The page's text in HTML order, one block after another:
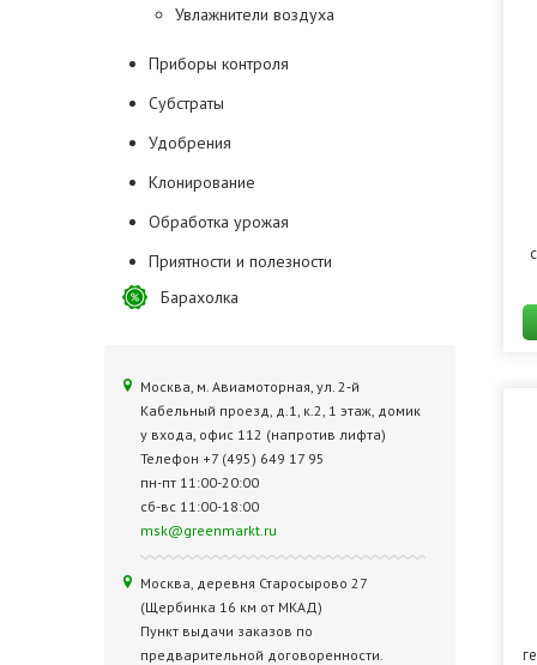
Увлажнители воздуха
Приборы контроля
Субстраты
Удобрения
Клонирование
Обработка урожая
Приятности и полезности
Барахолка
Москва, м. Авиамоторная, ул. 2‑й
Кабельный проезд, д.1, к.2, 1 этаж, домик
у входа, офис 112 (напротив лифта)
Телефон +7 (495) 649 17 95
пн-пт 11:00-20:00
сб-вс 11:00-18:00
msk@greenmarkt.ru
Москва, деревня Старосырово 27
(Щербинка 16 км от МКАД)
Пункт выдачи заказов по
предварительной договоренности.